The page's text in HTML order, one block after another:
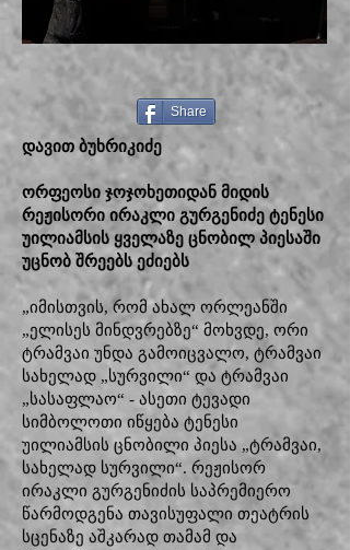
Share
დავით ბუხრიკიძე
ორფეოსი ჯოჯოხეთიდან მიდის
რეჟისორი ირაკლი გურგენიძე ტენესი
უილიამსის ყველაზე ცნობილ პიესაში
უცნობ შრეებს ეძიებს
„იმისთვის, რომ ახალ ორლეანში
„ელისეს მინდვრებზე“ მოხვდე, ორი
ტრამვაი უნდა გამოიცვალო, ტრამვაი
სახელად „სურვილი“ და ტრამვაი
„სასაფლაო“ - ასეთი ტევადი
სიმბოლოთი იწყება ტენესი
უილიამსის ცნობილი პიესა „ტრამვაი,
სახელად სურვილი“. რეჟისორ
ირაკლი გურგენიძის საპრემიერო
წარმოდგენა თავისუფალი თეატრის
სცენაზე აშკარად თამამ და